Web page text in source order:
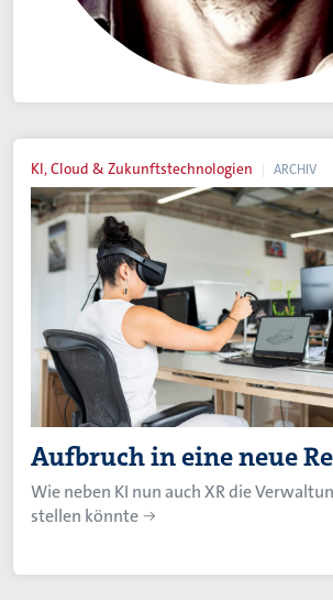
KI, Cloud & Zukunftstechnologien ARCHIV
Aufbruch in eine neue
Wie neben KI nun auch XR die
stellen könnte